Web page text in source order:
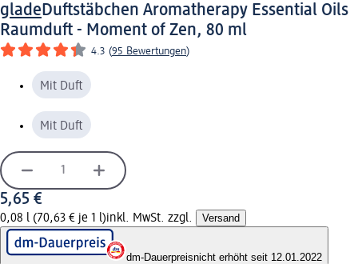
gladeDuftstäbchen Aromatherapy Essential Oils
Raumduft - Moment of Zen, 80 ml
4.3 (95 Bewertungen)
Mit Duft
Mit Duft
5,65 €
0,08 l (70,63 € je 1 l)inkl. MwSt. zzgl. Versand
dm-Dauerpreisnicht erhöht seit 12.01.2022